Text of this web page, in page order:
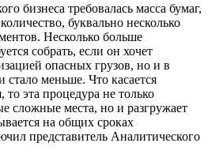
бизнеса требовалась масса бумаг,
буквально несколько
Несколько больше
собрать, если он хочет
опасных грузов, но и в
стало меньше. Что касается
то эта процедура не только
сложные места, но и разгружает
на общих сроках
представитель Аналитического